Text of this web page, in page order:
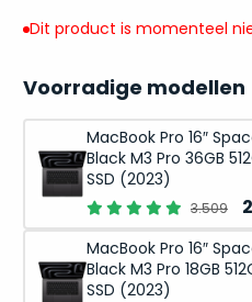
Dit product is momenteel
Voorradige modellen
MacBook Pro 16″
Black M3 Pro 36GB
SSD (2023)
3.509
MacBook Pro 16″
Black M3 Pro 18GB
SSD (2023)